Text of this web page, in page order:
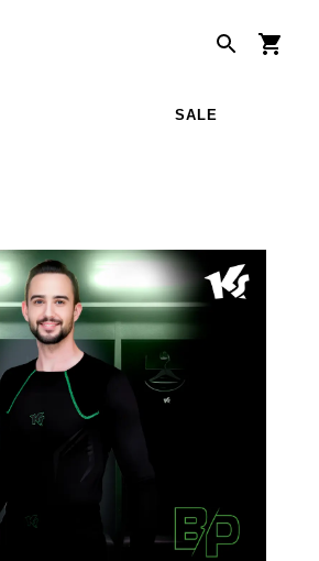
SALE